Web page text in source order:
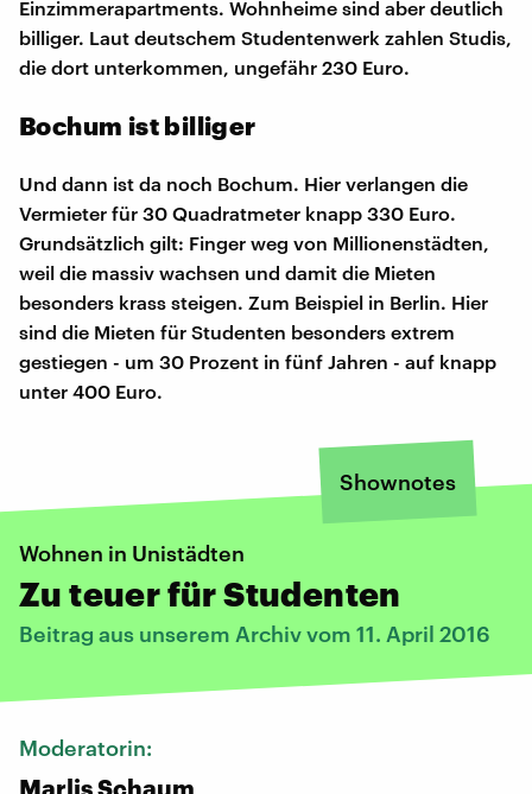
Einzimmerapartments. Wohnheime sind aber deutlich
billiger. Laut deutschem Studentenwerk zahlen Studis,
die dort unterkommen, ungefähr 230 Euro.
Bochum ist billiger
Und dann ist da noch Bochum. Hier verlangen die
Vermieter für 30 Quadratmeter knapp 330 Euro.
Grundsätzlich gilt: Finger weg von Millionenstädten,
weil die massiv wachsen und damit die Mieten
besonders krass steigen. Zum Beispiel in Berlin. Hier
sind die Mieten für Studenten besonders extrem
gestiegen - um 30 Prozent in fünf Jahren - auf knapp
unter 400 Euro.
Shownotes
Wohnen in Unistädten
Zu teuer für Studenten
Beitrag aus unserem Archiv vom 11. April 2016
Moderatorin:
Marlis Schaum